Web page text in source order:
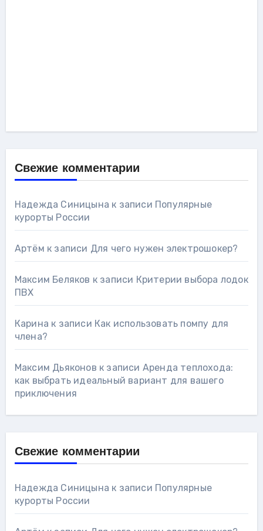
Свежие комментарии
Надежда Синицына к записи Популярные
курорты России
Артём к записи Для чего нужен электрошокер?
Максим Беляков к записи Критерии выбора лодок
ПВХ
Карина к записи Как использовать помпу для
члена?
Максим Дьяконов к записи Аренда теплохода:
как выбрать идеальный вариант для вашего
приключения
Свежие комментарии
Надежда Синицына к записи Популярные
курорты России